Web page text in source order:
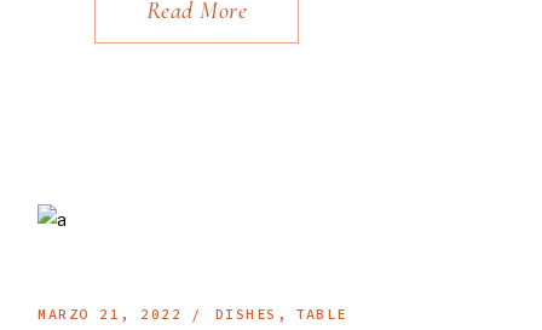
Read More
MARZO 21, 2022 DISHES TABLE